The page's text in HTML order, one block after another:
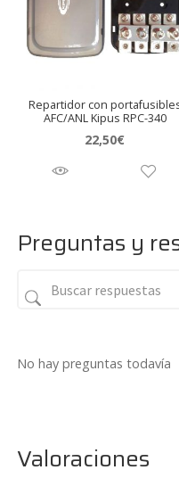
Repartidor con
AFC/ANL Kipus RPC-340
22,50€
Preguntas y
No hay preguntas todavía
Valoraciones